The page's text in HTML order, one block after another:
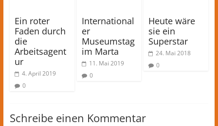
Ein roter
Faden durch
die
Arbeitsagent
ur
4. April 2019
0
International
er
Museumstag
im Marta
11. Mai 2019
0
Heute wäre
sie ein
Superstar
24. Mai 2018
0
Schreibe einen Kommentar